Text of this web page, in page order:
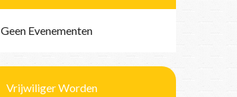
Geen Evenementen
Vrijwiliger Worden